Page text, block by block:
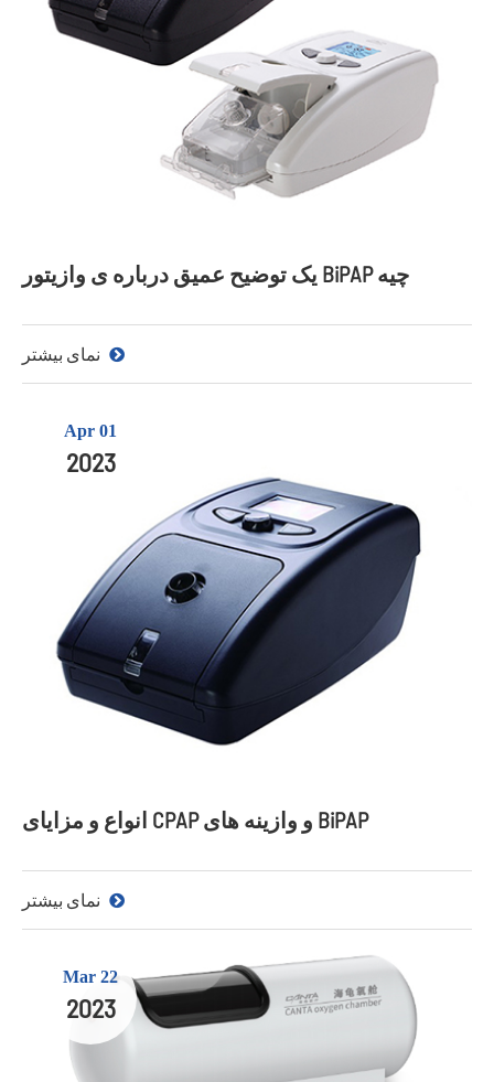
یک توضیح عمیق درباره ی وازیتور BiPAP چیه
Apr 01
2023
انواع و مزایای CPAP و وازینه های BiPAP
Mar 22
2023